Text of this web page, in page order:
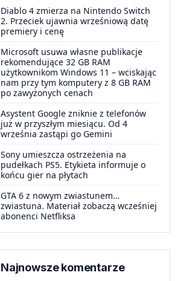
Diablo 4 zmierza na Nintendo Switch
2. Przeciek ujawnia wrześniową datę
premiery i cenę
Microsoft usuwa własne publikacje
rekomendujące 32 GB RAM
użytkownikom Windows 11 – wciskając
nam przy tym komputery z 8 GB RAM
po zawyżonych cenach
Asystent Google zniknie z telefonów
już w przyszłym miesiącu. Od 4
września zastąpi go Gemini
Sony umieszcza ostrzeżenia na
pudełkach PS5. Etykieta informuje o
końcu gier na płytach
GTA 6 z nowym zwiastunem…
zwiastuna. Materiał zobaczą wcześniej
abonenci Netfliksa
Najnowsze komentarze